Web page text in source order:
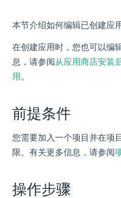
本节介绍如何编辑已创建应
在创建应用时，您也可以编
息，请参阅 从应用商店安装
用 。
前提条件
您需要加入一个项目并在项
限。有关更多信息，请参阅
操作步骤